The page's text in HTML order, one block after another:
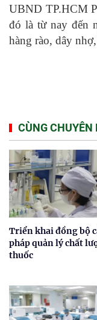
UBND TP.HCM
đó là từ nay đến
hàng rào, dây
CÙNG CHUYÊN
Triển khai đồng bộ
pháp quản lý chất
thuốc